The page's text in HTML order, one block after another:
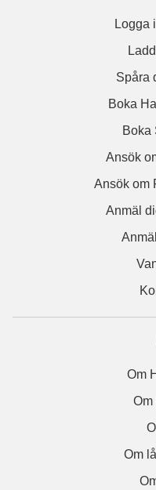
Logga
Spåra
Boka
Boka
Ansök
Ansök om
Anmäl
Om
Om
Om